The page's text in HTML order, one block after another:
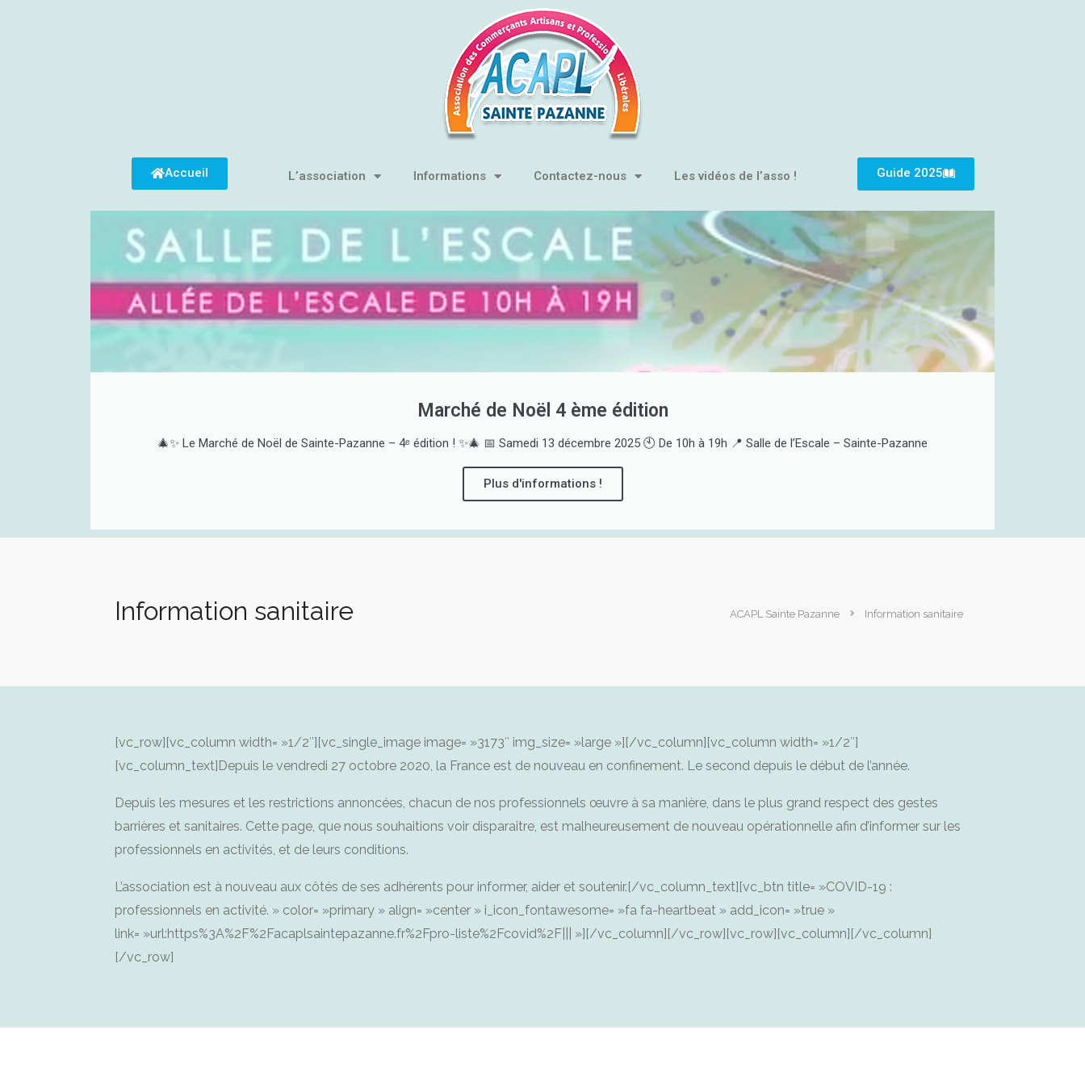
Accueil L’association Informations Contactez-nous Les vidéos de l’asso ! Guide 2025
Marché de Noël 4 ème édition
🎄✨ Le Marché de Noël de Sainte-Pazanne – 4ᵉ édition ! ✨🎄 📅 Samedi 13 décembre 2025 🕙 De 10h à 19h 📍 Salle de l’Escale – Sainte-Pazanne
Plus d'informations !
Information sanitaire ACAPL Sainte Pazanne Information sanitaire
[vc_row][vc_column width= »1/2″][vc_single_image image= »3173″ img_size= »large »][/vc_column][vc_column width= »1/2″]
[vc_column_text]Depuis le vendredi 27 octobre 2020, la France est de nouveau en confinement. Le second depuis le début de l’année.
Depuis les mesures et les restrictions annoncées, chacun de nos professionnels œuvre à sa manière, dans le plus grand respect des gestes
barrières et sanitaires. Cette page, que nous souhaitions voir disparaitre, est malheureusement de nouveau opérationnelle afin d’informer sur les
professionnels en activités, et de leurs conditions.
L’association est à nouveau aux côtés de ses adhérents pour informer, aider et soutenir.[/vc_column_text][vc_btn title= »COVID-19 :
professionnels en activité. » color= »primary » align= »center » i_icon_fontawesome= »fa fa-heartbeat » add_icon= »true »
link= »url:https%3A%2F%2Facaplsaintepazanne.fr%2Fpro-liste%2Fcovid%2F||| »][/vc_column][/vc_row][vc_row][vc_column][/vc_column]
[/vc_row]